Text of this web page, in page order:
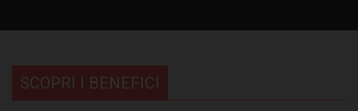
SCOPRI I BENEFICI